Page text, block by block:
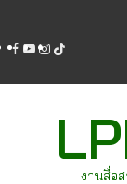
content
facebook
youtube
instagram
tiktok
งานสื่อ